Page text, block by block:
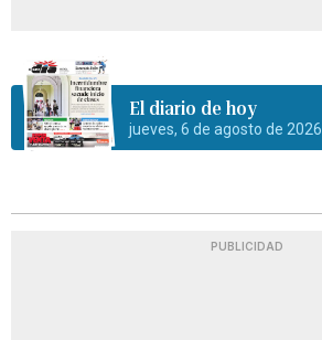
El diario de hoy
jueves, 6 de agosto de 2026
PUBLICIDAD